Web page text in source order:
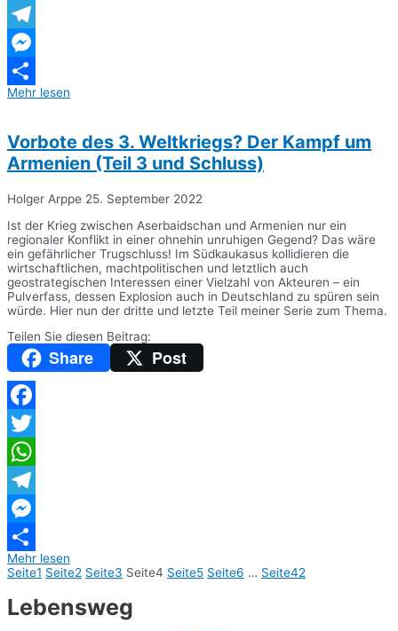
WhatsApp
Telegram
Messenger
Teilen
Mehr lesen
Vorbote des 3. Weltkriegs? Der Kampf um
Armenien (Teil 3 und Schluss)
Holger Arppe 25. September 2022
Ist der Krieg zwischen Aserbaidschan und Armenien nur ein
regionaler Konflikt in einer ohnehin unruhigen Gegend? Das wäre
ein gefährlicher Trugschluss! Im Südkaukasus kollidieren die
wirtschaftlichen, machtpolitischen und letztlich auch
geostrategischen Interessen einer Vielzahl von Akteuren – ein
Pulverfass, dessen Explosion auch in Deutschland zu spüren sein
würde. Hier nun der dritte und letzte Teil meiner Serie zum Thema.
Teilen Sie diesen Beitrag:
Share Post
Facebook
Twitter
WhatsApp
Telegram
Messenger
Teilen
Mehr lesen
Seite1 Seite2 Seite3 Seite4 Seite5 Seite6 … Seite42
Lebensweg